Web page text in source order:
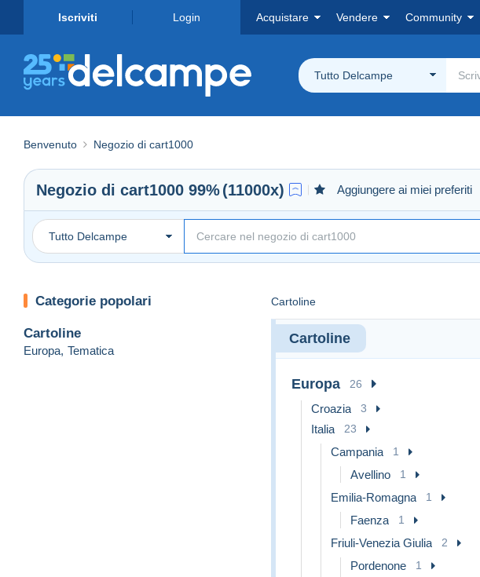
Iscriviti Login Acquistare Vendere Community
Tutto Delcampe
Benvenuto Negozio di cart1000
Negozio di cart1000 99%(11000x) Aggiungere ai miei preferiti
Tutto Delcampe
Categorie popolari
Cartoline
Europa, Tematica
Cartoline
Cartoline
Europa 26
Croazia 3
Italia 23
Campania 1
Avellino 1
Emilia-Romagna 1
Faenza 1
Friuli-Venezia Giulia 2
Pordenone 1